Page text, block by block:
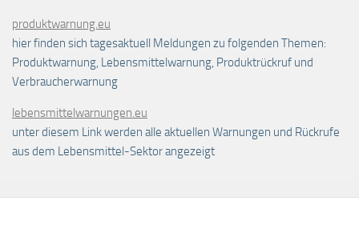
produktwarnung.eu
hier finden sich tagesaktuell Meldungen zu folgenden Themen:
Produktwarnung, Lebensmittelwarnung, Produktrückruf und
Verbraucherwarnung
lebensmittelwarnungen.eu
unter diesem Link werden alle aktuellen Warnungen und Rückrufe
aus dem Lebensmittel-Sektor angezeigt